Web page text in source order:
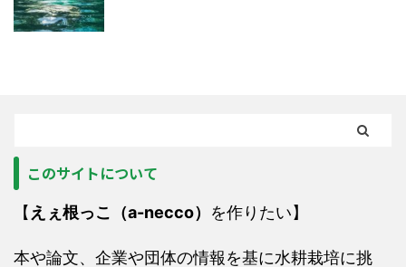
このサイトについて
【 えぇ根っこ（a-necco） を作りたい】
本や論文、企業や団体の情報を基に水耕栽培に挑